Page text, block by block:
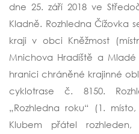
dne 25. září 2018 ve
Kladně. Rozhledna Čížovka
kraji v obci Kněžmost
Mnichova Hradiště a
hranici chráněné krajinné
cyklotrase č. 8150.
„Rozhledna roku“ (1.
Klubem přátel